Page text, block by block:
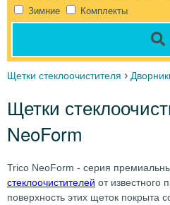
Зимние
Комплекты
Щетки стеклоочистителя ›
Щетки
NeoForm
Trico NeoForm - серия
стеклоочистителей от известного
поверхность этих щеток покрыта